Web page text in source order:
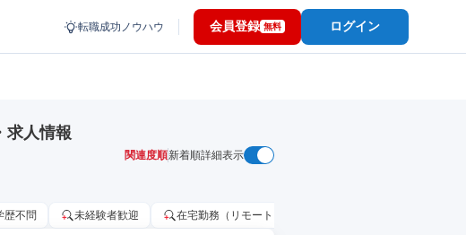
転職成功ノウハウ 会員登録 無料 ログイン
求人情報
関連度順新着順詳細表示
歴不問 未経験者歓迎 在宅勤務（リモートワーク）OK